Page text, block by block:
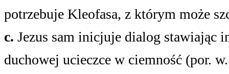
potrzebuje Kleofasa, z którym może
c. Jezus sam inicjuje dialog stawiając
duchowej ucieczce w ciemność (por.